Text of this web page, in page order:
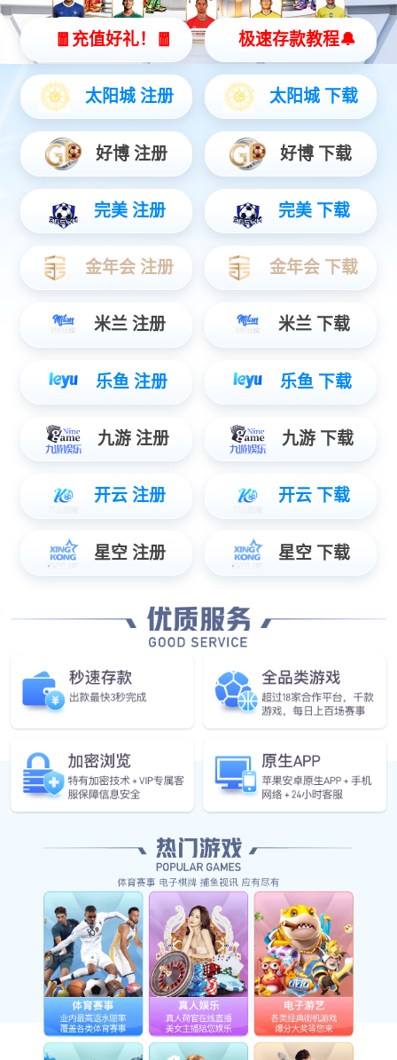
28串从机
42串一体机
立即订阅
微信搜一搜
星空官网智能
Copyright ? 2024 Shanghai Smart Control Co.,Ltd
沪ICP备06053922号-1
星空官网
联系我们法律声明隐私政策网站地图
免费方案